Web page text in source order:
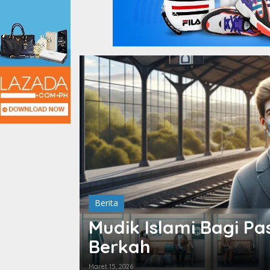
Berita
Mudik Islami Bagi
Berkah
Maret 15, 2026